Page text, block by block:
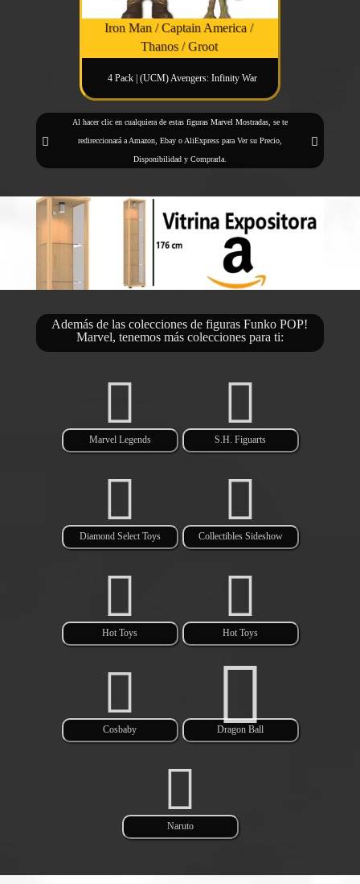
Iron Man / Captain America /
Thanos / Groot
4 Pack | (UCM) Avengers: Infinity War
Al hacer clic en cualquiera de estas figuras Marvel Mostradas, se te
redireccionará a Amazon, Ebay o AliExpress para Ver su Precio,
Disponibilidad y Comprarla.
Además de las colecciones de figuras Funko POP!
Marvel, tenemos más colecciones para ti:
Marvel Legends S.H. Figuarts
Diamond Select Toys Collectibles Sideshow
Hot Toys Hot Toys
Cosbaby Dragon Ball
Naruto